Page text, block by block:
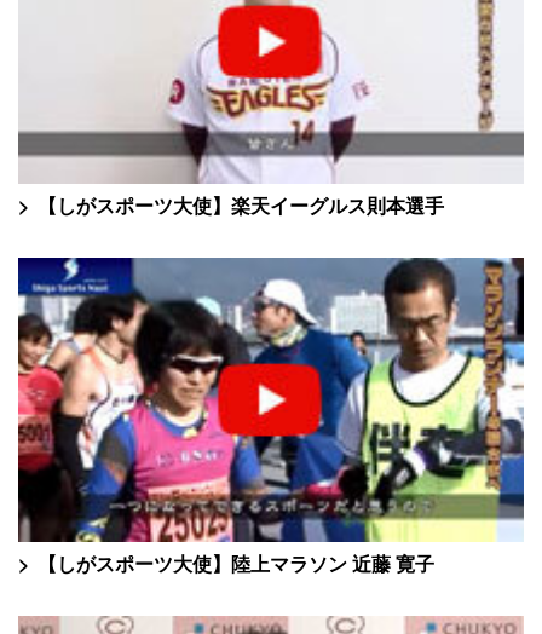
【しがスポーツ大使】楽天イーグルス則本選手
【しがスポーツ大使】陸上マラソン 近藤 寛子